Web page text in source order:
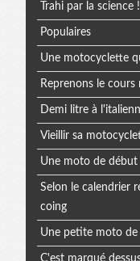
Trahi par la science !
Populaires
Une motocyclette
Reprenons le cours
Demi litre à
Vieillir sa
Une moto de début
Selon le calendrier
coing
Une petite moto de